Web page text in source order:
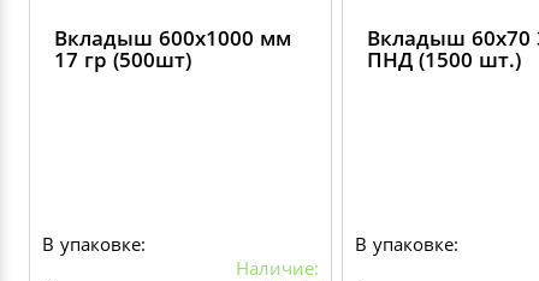
Вкладыш 600х1000 мм
17 гр (500шт)
В упаковке:
Наличие:
Вкладыш 60х70
ПНД (1500 шт.)
В упаковке: